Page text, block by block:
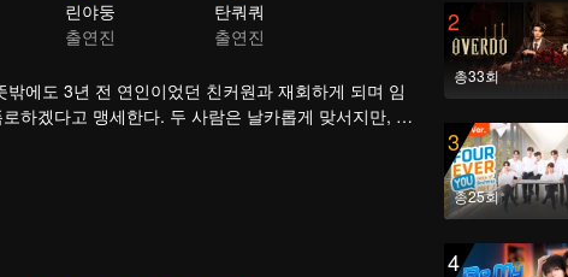
린야둥
출연진
탄쿼쿼
출연진
에도 3년 전 연인이었던 친커원과 재회하게 되며 임
하겠다고 맹세한다. 두 사람은 날카롭게 맞서지만, 계
2
총33회
3
총25회
4